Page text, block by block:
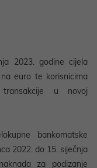
2023. godine cijela
euro te korisnicima
u novoj
bankomatske
2022. do 15. siječnja
za podizanje